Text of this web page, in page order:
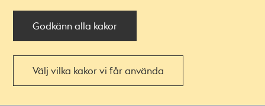
Godkänn alla kakor
Välj vilka kakor vi får använda